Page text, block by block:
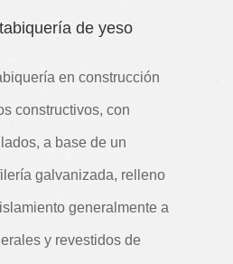
de yeso
en construcción
constructivos, con
a base de un
galvanizada, relleno
generalmente a
y revestidos de